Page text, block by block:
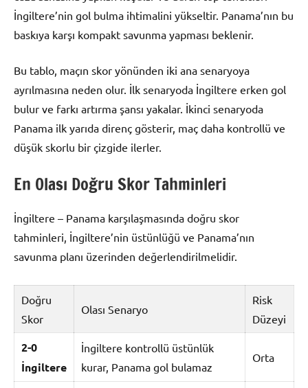
İngiltere’nin gol bulma ihtimalini yükseltir. Panama’nın bu
baskıya karşı kompakt savunma yapması beklenir.
Bu tablo, maçın skor yönünden iki ana senaryoya
ayrılmasına neden olur. İlk senaryoda İngiltere erken gol
bulur ve farkı artırma şansı yakalar. İkinci senaryoda
Panama ilk yarıda direnç gösterir, maç daha kontrollü ve
düşük skorlu bir çizgide ilerler.
En Olası Doğru Skor Tahminleri
İngiltere – Panama karşılaşmasında doğru skor
tahminleri, İngiltere’nin üstünlüğü ve Panama’nın
savunma planı üzerinden değerlendirilmelidir.
Doğru
Skor
Olası Senaryo
Risk
Düzeyi
2-0
İngiltere
İngiltere kontrollü üstünlük
kurar, Panama gol bulamaz
Orta